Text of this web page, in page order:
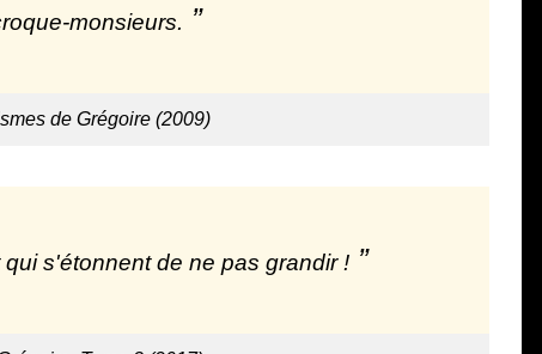
monsieurs.
de Grégoire (2009)
s'étonnent de ne pas grandir !